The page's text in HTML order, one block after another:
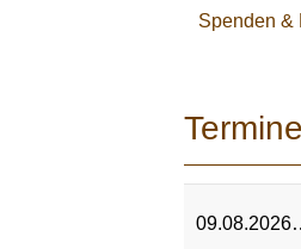
Spenden &
Termine